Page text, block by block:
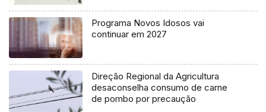
Programa Novos Idosos vai
continuar em 2027
Direção Regional da Agricultura
desaconselha consumo de carne
de pombo por precaução